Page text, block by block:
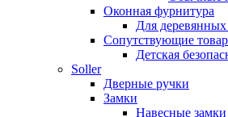
Оконная фурнитура
Для деревянных
Сопутствующие
Детская
Soller
Дверные ручки
Замки
Навесные замки